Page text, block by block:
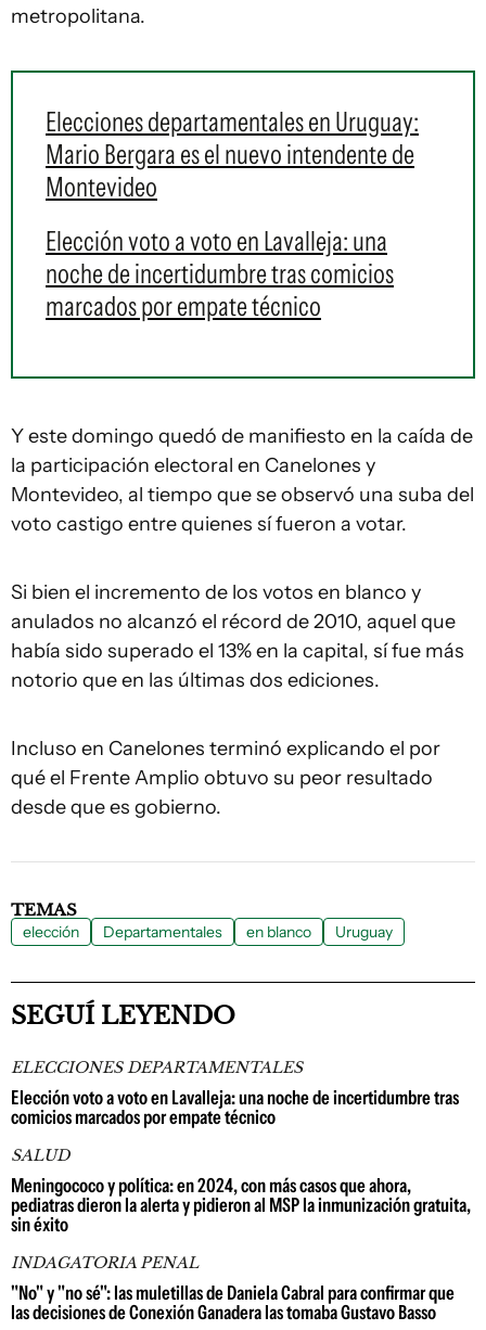
metropolitana.
Elecciones departamentales en Uruguay:
Mario Bergara es el nuevo intendente de
Montevideo
Elección voto a voto en Lavalleja: una
noche de incertidumbre tras comicios
marcados por empate técnico
Y este domingo quedó de manifiesto en la caída de
la participación electoral en Canelones y
Montevideo, al tiempo que se observó una suba del
voto castigo entre quienes sí fueron a votar.
Si bien el incremento de los votos en blanco y
anulados no alcanzó el récord de 2010, aquel que
había sido superado el 13% en la capital, sí fue más
notorio que en las últimas dos ediciones.
Incluso en Canelones terminó explicando el por
qué el Frente Amplio obtuvo su peor resultado
desde que es gobierno.
TEMAS
elección Departamentales en blanco Uruguay
SEGUÍ LEYENDO
ELECCIONES DEPARTAMENTALES
Elección voto a voto en Lavalleja: una noche de incertidumbre tras
comicios marcados por empate técnico
SALUD
Meningococo y política: en 2024, con más casos que ahora,
pediatras dieron la alerta y pidieron al MSP la inmunización gratuita,
sin éxito
INDAGATORIA PENAL
"No" y "no sé": las muletillas de Daniela Cabral para confirmar que
las decisiones de Conexión Ganadera las tomaba Gustavo Basso